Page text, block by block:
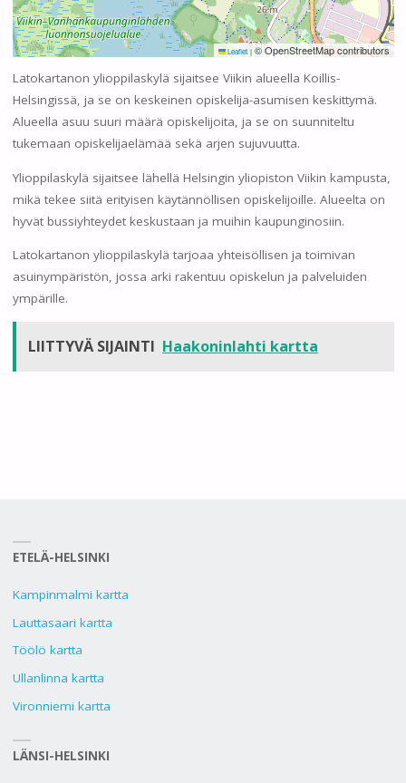
Leaflet |© OpenStreetMap contributors
Latokartanon ylioppilaskylä sijaitsee Viikin alueella Koillis-
Helsingissä, ja se on keskeinen opiskelija-asumisen keskittymä.
Alueella asuu suuri määrä opiskelijoita, ja se on suunniteltu
tukemaan opiskelijaelämää sekä arjen sujuvuutta.
Ylioppilaskylä sijaitsee lähellä Helsingin yliopiston Viikin kampusta,
mikä tekee siitä erityisen käytännöllisen opiskelijoille. Alueelta on
hyvät bussiyhteydet keskustaan ja muihin kaupunginosiin.
Latokartanon ylioppilaskylä tarjoaa yhteisöllisen ja toimivan
asuinympäristön, jossa arki rakentuu opiskelun ja palveluiden
ympärille.
LIITTYVÄ SIJAINTI Haakoninlahti kartta
ETELÄ-HELSINKI
Kampinmalmi kartta
Lauttasaari kartta
Töölö kartta
Ullanlinna kartta
Vironniemi kartta
LÄNSI-HELSINKI